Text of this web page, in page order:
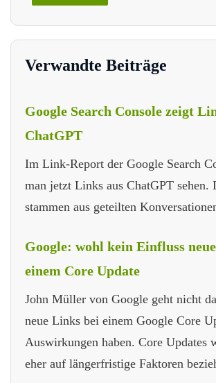
Verwandte Beiträge
Google Search Console zeigt
ChatGPT
Im Link-Report der Google Search
man jetzt Links aus ChatGPT sehen.
stammen aus geteilten
Google: wohl kein Einfluss
einem Core Update
John Müller von Google geht nicht
neue Links bei einem Google Core
Auswirkungen haben. Core Updates
eher auf längerfristige Faktoren